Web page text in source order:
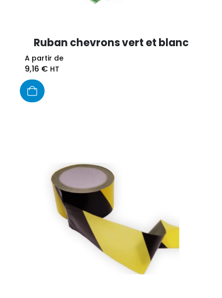
Ruban chevrons vert et blanc
A partir de
9,16 € HT